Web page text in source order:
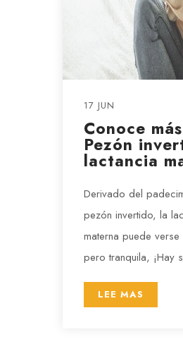
17 JUN
Conoce
Pezón
lactancia
Derivado del
pezón invertido, la
materna puede
pero tranquila, ¡Hay
LEE MAS